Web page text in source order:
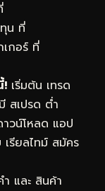
น ที่
เกอร์ ที่
! เริ่มต้น เทรด
สเปรด ต่ำ
วน์โหลด แอป
รียลไทม์ สมัคร
และ สินค้า